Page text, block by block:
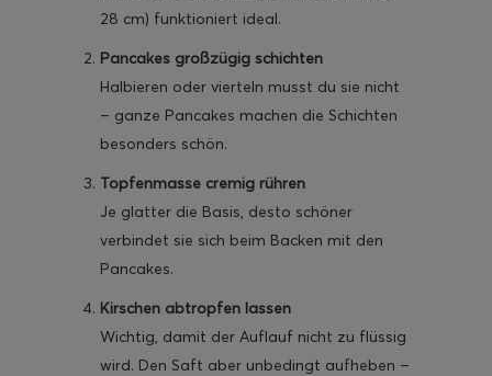
28 cm) funktioniert ideal.
Pancakes großzügig schichten
Halbieren oder vierteln musst du sie nicht
– ganze Pancakes machen die Schichten
besonders schön.
Topfenmasse cremig rühren
Je glatter die Basis, desto schöner
verbindet sie sich beim Backen mit den
Pancakes.
Kirschen abtropfen lassen
Wichtig, damit der Auflauf nicht zu flüssig
wird. Den Saft aber unbedingt aufheben –